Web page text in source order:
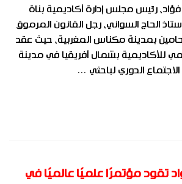
رئيس مجلس إدارة أكاديمية بناة
الحاج السواني، رجل القانون المرموق
بمدينة مكناس المغربية، حيث عقد
للأكاديمية بشمال أفريقيا في مدينة
الاجتماع الدوري لباحثي …
تقود مؤتمرًا علميًا عالميًا في